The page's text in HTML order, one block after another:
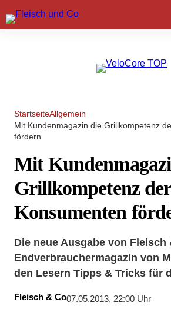
Marktführer
StartseiteAllgemein
Mit Kundenmagazin die Grillkompetenz
fördern
Mit
Grillkompetenz der
Konsumenten
Die neue Ausgabe von Fleisch
Endverbrauchermagazin von
den Lesern Tipps & Tricks für
Fleisch & Co07.05.2013, 22:00 Uhr